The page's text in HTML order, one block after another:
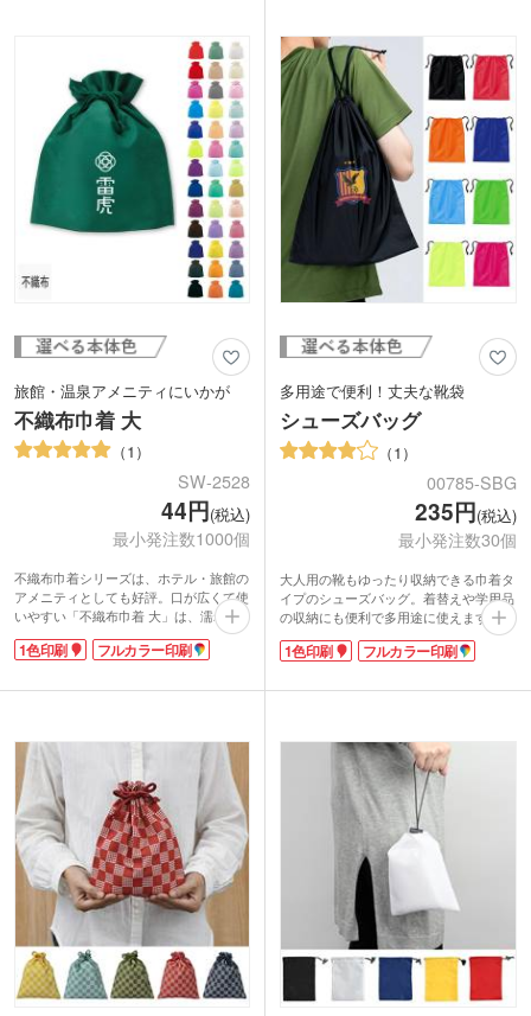
名入れ可能で、シルク1色印刷、フルカ
ラー転写印刷に対応。イメージに合った
ものを選べるので、オリジナリティが出
せますね。チームカラーに合わせても素
敵です。
としてもおすすめです。
旅館・温泉アメニティにいかが
不織布巾着 大
1
SW-2528
44円(税込)
最小発注数1000個
不織布巾着シリーズは、ホテル・旅館の
アメニティとしても好評。口が広くて使
いやすい「不織布巾着 大」は、濡れた
タオルの持ち運びにも便利。ホテルアメ
ニティのほかにも、ノベルティグッズや
体色は清潔感のあるホワイト、ビビッド
メージに合った色が選べます。
1色印刷 フルカラー印刷
多用途で便利！丈夫な靴袋
シューズバッグ
1
00785-SBG
235円(税込)
最小発注数30個
大人用の靴もゆったり収納できる巾着タ
イプのシューズバッグ。着替えや学用品
の収納にも便利で多用途に使えます。ポ
リエステル製で汚れや水に強く、アウト
ドアやスポーツシーンにおすすめ。使わ
で、1枚あると重宝します。
学校名やクラブチームのロゴを入れた卒
団・卒業記念品など、幅広いシーンで活
躍するノベルティです。
1色印刷 フルカラー印刷